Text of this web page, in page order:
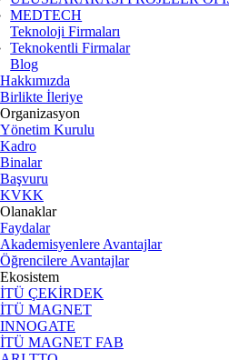
MEDTECH
Teknoloji Firmaları
Teknokentli Firmalar
Blog
Hakkımızda
Birlikte İleriye
Organizasyon
Yönetim Kurulu
Kadro
Binalar
Başvuru
KVKK
Olanaklar
Faydalar
Akademisyenlere Avantajlar
Öğrencilere Avantajlar
Ekosistem
İTÜ ÇEKİRDEK
İTÜ MAGNET
INNOGATE
İTÜ MAGNET FAB